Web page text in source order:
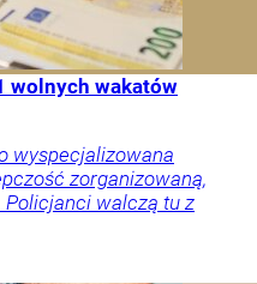
wolnych wakatów
wyspecjalizowana
zorganizowaną,
walczą tu z